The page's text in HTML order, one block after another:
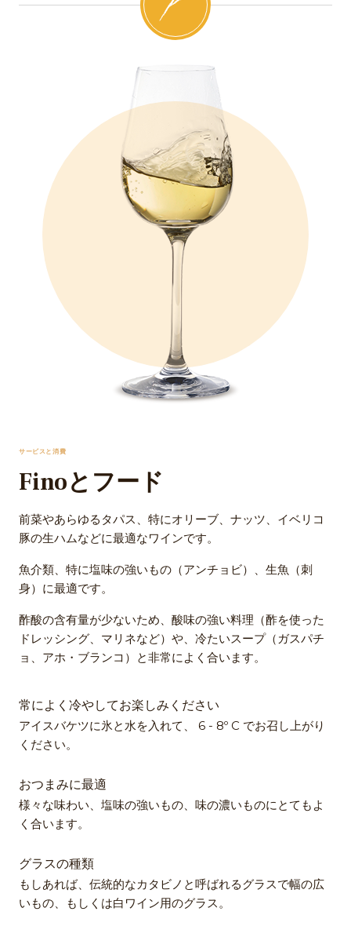
サービスと消費
Finoとフード
前菜やあらゆるタパス、特にオリーブ、ナッツ、イベリコ
豚の生ハムなどに最適なワインです。
魚介類、特に塩味の強いもの（アンチョビ）、生魚（刺
身）に最適です。
酢酸の含有量が少ないため、酸味の強い料理（酢を使った
ドレッシング、マリネなど）や、冷たいスープ（ガスパチ
ョ、アホ・ブランコ）と非常によく合います。
常によく冷やしてお楽しみください
アイスバケツに氷と水を入れて、 6 - 8º C でお召し上がり
ください。
おつまみに最適
様々な味わい、塩味の強いもの、味の濃いものにとてもよ
く合います。
グラスの種類
もしあれば、伝統的なカタビノと呼ばれるグラスで幅の広
いもの、もしくは白ワイン用のグラス。